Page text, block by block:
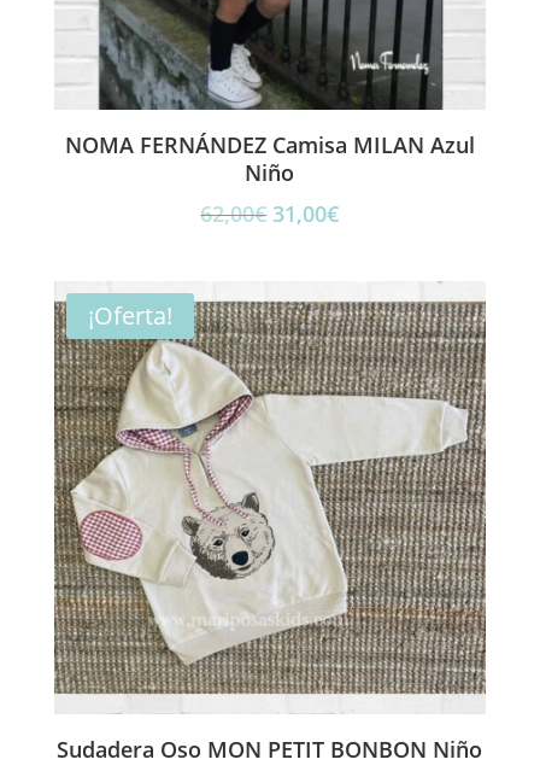
NOMA FERNÁNDEZ Camisa MILAN Azul
Niño
62,00€El
era:
62,00€.
31,00€El
es:
31,00€.
¡Oferta!
Sudadera Oso MON PETIT BONBON Niño